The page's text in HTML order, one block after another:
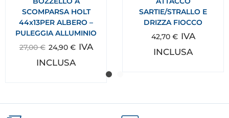
SCOMPARSA HOLT
44x13PER ALBERO –
PULEGGIA ALLUMINIO
27,00€ 24,90 € IVA
INCLUSA
SARTIE/STRALLO E
DRIZZA FIOCCO
42,70 € IVA
INCLUSA